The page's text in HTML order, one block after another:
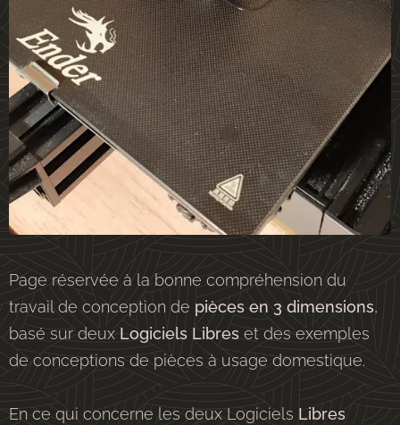
Page réservée à la bonne compréhension du
travail de conception de pièces en 3 dimensions,
basé sur deux Logiciels Libres et des exemples
de conceptions de pièces à usage domestique.
En ce qui concerne les deux Logiciels Libres